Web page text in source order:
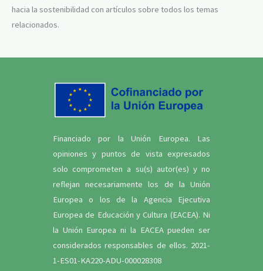
hacia la sostenibilidad con artículos sobre todos los temas
relacionados.
Financiado por la Unión Europea. Las
opiniones y puntos de vista expresados
solo comprometen a su(s) autor(es) y no
reflejan necesariamente los de la Unión
Europea o los de la Agencia Ejecutiva
Europea de Educación y Cultura (EACEA). Ni
la Unión Europea ni la EACEA pueden ser
considerados responsables de ellos. 2021-
1-ES01-KA220-ADU-000028308